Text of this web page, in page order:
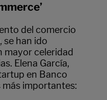
del comercio
se han ido
mayor celeridad
Elena García,
en Banco
más importantes: